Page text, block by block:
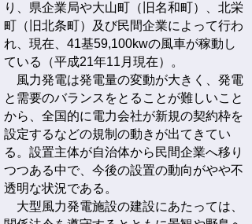
り、県企業局や大山町（旧名和町）、北栄
町（旧北条町）及び民間企業によって行わ
れ、現在、41基59,100kwの風車が稼動し
ている（平成21年11月現在）。
風力発電は発電量の変動が大きく、発電
と需要のバランスをとることが難しいこと
から、全国的に電力会社が新規の契約枠を
設定するなどの規制の動きが出てきてい
る。設置主体が自治体から民間企業へ移り
つつある中で、今後の設置の動向がやや不
透明な状況である。
大型風力発電施設の建設にあたっては、